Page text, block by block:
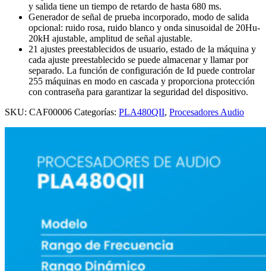
y salida tiene un tiempo de retardo de hasta 680 ms.
Generador de señal de prueba incorporado, modo de salida
opcional: ruido rosa, ruido blanco y onda sinusoidal de 20Hu-
20kH ajustable, amplitud de señal ajustable.
21 ajustes preestablecidos de usuario, estado de la máquina y
cada ajuste preestablecido se puede almacenar y llamar por
separado. La función de configuración de Id puede controlar
255 máquinas en modo en cascada y proporciona protección
con contraseña para garantizar la seguridad del dispositivo.
SKU: CAF00006 Categorías: PLA480QII, Procesadores Audio